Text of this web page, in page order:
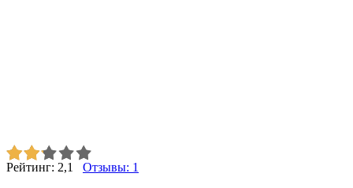
Рейтинг: 2,1 Отзывы: 1